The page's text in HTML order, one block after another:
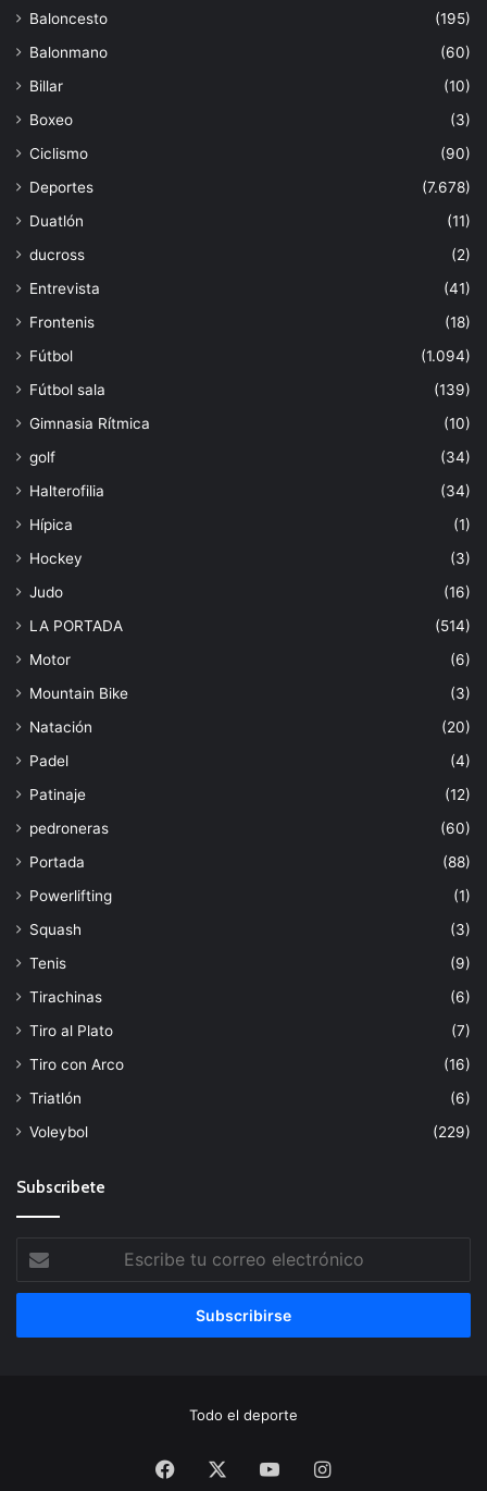
Baloncesto
(195)
Balonmano
(60)
Billar
(10)
Boxeo
(3)
Ciclismo
(90)
Deportes
(7.678)
Duatlón
(11)
ducross
(2)
Entrevista
(41)
Frontenis
(18)
Fútbol
(1.094)
Fútbol sala
(139)
Gimnasia Rítmica
(10)
golf
(34)
Halterofilia
(34)
Hípica
(1)
Hockey
(3)
Judo
(16)
LA PORTADA
(514)
Motor
(6)
Mountain Bike
(3)
Natación
(20)
Padel
(4)
Patinaje
(12)
pedroneras
(60)
Portada
(88)
Powerlifting
(1)
Squash
(3)
Tenis
(9)
Tirachinas
(6)
Tiro al Plato
(7)
Tiro con Arco
(16)
Triatlón
(6)
Voleybol
(229)
Subscribete
tu
correo
Todo el deporte
Facebook YouTubeInstagram